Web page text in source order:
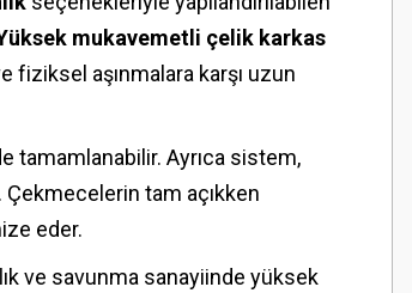
mukavemetli çelik karkas
fiziksel aşınmalara karşı uzun
tamamlanabilir. Ayrıca sistem,
Çekmecelerin tam açıkken
eder.
ve savunma sanayiinde yüksek